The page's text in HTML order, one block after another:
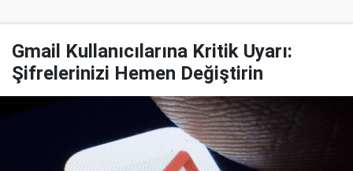
Gmail Kullanıcılarına Kritik Uyarı:
Şifrelerinizi Hemen Değiştirin